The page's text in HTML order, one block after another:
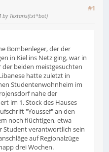
#1
by Textaris(txt*bot)
Bombenleger, der der
in Kiel ins Netz ging, war in
beiden meistgesuchten
hatte zuletzt in
Studentenwohnheim im
nahe der
im 1. Stock des Hauses
"Youssef" an den
noch flüchtigen, etwa
Student verantwortlich sein
auf Regionalzüge
drei Wochen.